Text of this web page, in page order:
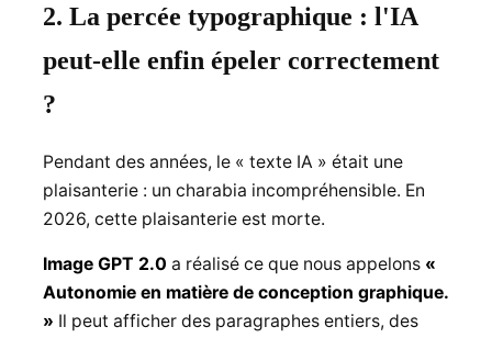
2. La percée typographique : l'IA
peut-elle enfin épeler correctement
?
Pendant des années, le « texte IA » était une
plaisanterie : un charabia incompréhensible. En
2026, cette plaisanterie est morte.
Image GPT 2.0 a réalisé ce que nous appelons «
Autonomie en matière de conception graphique.
» Il peut afficher des paragraphes entiers, des